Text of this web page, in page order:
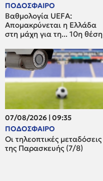
ΠΟΔΟΣΦΑΙΡΟ
Βαθμολογία UEFA:
Απομακρύνεται η Ελλάδα
στη μάχη για τη... 10η θέση
07/08/2026 | 09:35
ΠΟΔΟΣΦΑΙΡΟ
Οι τηλεοπτικές μεταδόσεις
της Παρασκευής (7/8)